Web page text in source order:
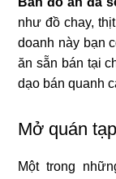
như đồ chay,
doanh này bạn
ăn sẵn bán tại
dạo bán quanh
Mở quán
Một trong